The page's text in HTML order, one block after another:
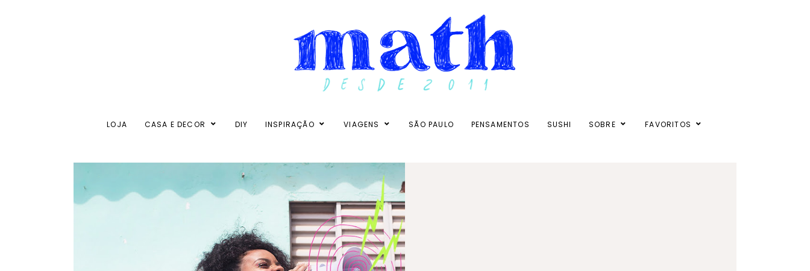
LOJA CASA E DECOR DIY INSPIRAÇÃO VIAGENS SÃO PAULO PENSAMENTOS SUSHI SOBRE FAVORITOS